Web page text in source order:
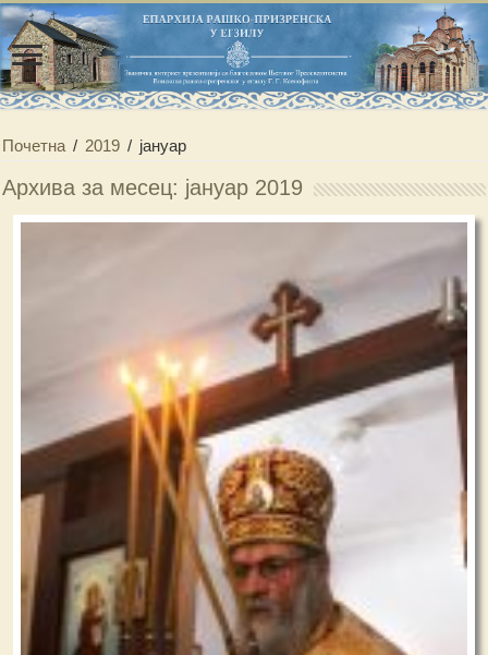
Почетна / 2019 / јануар
Архива за месец: јануар 2019